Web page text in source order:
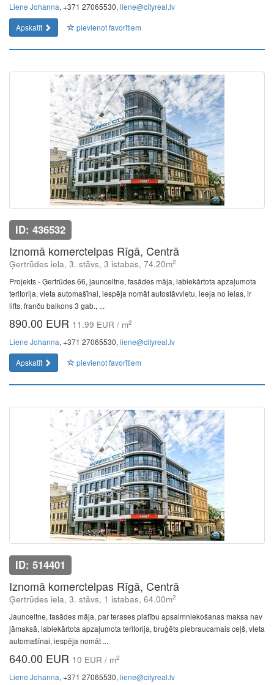
Liene Johanna, +371 27065530, liene@cityreal.lv
Apskatīt
pievienot favorītiem
ID: 436532
Iznomā komerctelpas Rīgā, Centrā
Ģertrūdes iela, 3. stāvs, 3 istabas, 74.20m2
Projekts - Ģertrūdes 66, jaunceltne, fasādes māja, labiekārtota apzaļumota
teritorija, vieta automašīnai, iespēja nomāt autostāvvietu, ieeja no ielas, ir
lifts, franču balkons 3 gab., ...
890.00 EUR 11.99 EUR / m2
Liene Johanna, +371 27065530, liene@cityreal.lv
Apskatīt
pievienot favorītiem
ID: 514401
Iznomā komerctelpas Rīgā, Centrā
Ģertrūdes iela, 3. stāvs, 1 istabas, 64.00m2
Jaunceltne, fasādes māja, par terases platību apsaimniekošanas maksa nav
jāmaksā, labiekārtota apzaļumota teritorija, bruģēts piebraucamais ceļš, vieta
automašīnai, iespēja nomāt ...
640.00 EUR 10 EUR / m2
Liene Johanna, +371 27065530, liene@cityreal.lv